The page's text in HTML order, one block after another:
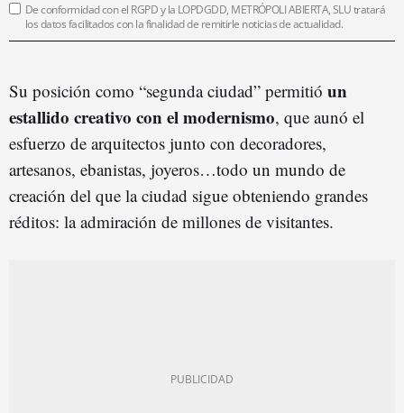
De conformidad con el RGPD y la LOPDGDD, METRÓPOLI ABIERTA, SLU tratará
los datos facilitados con la finalidad de remitirle noticias de actualidad.
Su posición como “segunda ciudad” permitió un
estallido creativo con el modernismo, que aunó el
esfuerzo de arquitectos junto con decoradores,
artesanos, ebanistas, joyeros…todo un mundo de
creación del que la ciudad sigue obteniendo grandes
réditos: la admiración de millones de visitantes.